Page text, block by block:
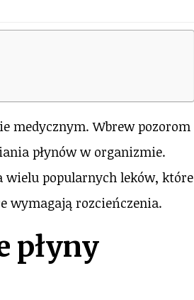
medycznym. Wbrew pozorom
płynów w organizmie.
wielu popularnych leków, które
wymagają rozcieńczenia.
płyny